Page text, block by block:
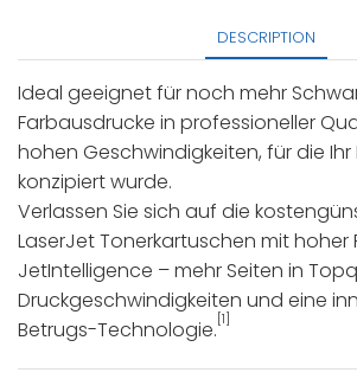
DESCRIPTION
Ideal geeignet für noch mehr
Farbausdrucke in professioneller
hohen Geschwindigkeiten, für die Ihr
konzipiert wurde.
Verlassen Sie sich auf die
LaserJet Tonerkartuschen mit hoher
JetIntelligence – mehr Seiten in
Druckgeschwindigkeiten und eine
Betrugs-Technologie.[1]